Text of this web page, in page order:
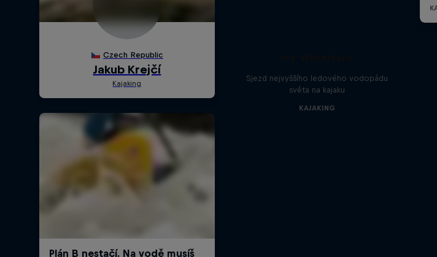
Sjezd nejvyššího ledového vodopádu
světa na kajaku
KAJAKING